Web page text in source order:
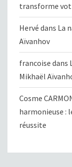
transforme
Hervé dans La
Aïvanhov
francoise dans
Mikhaël
Cosme
harmonieuse :
réussite